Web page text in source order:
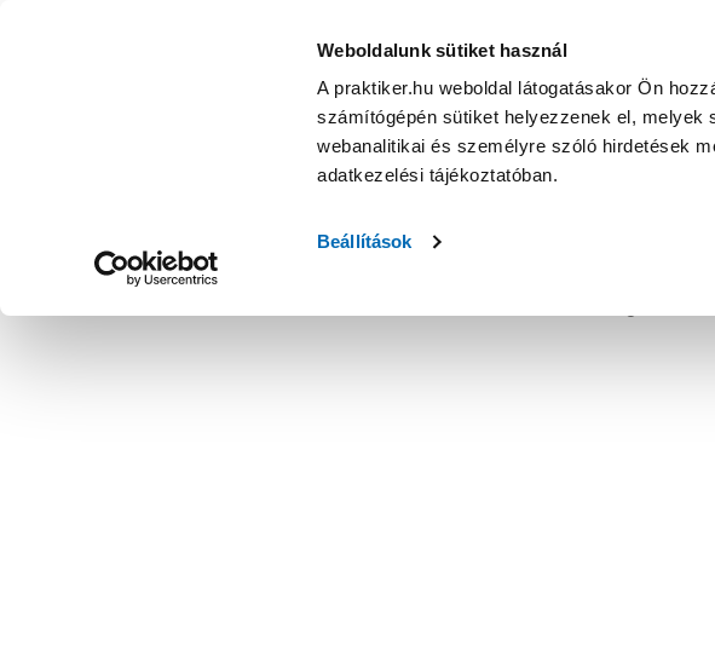
Weboldalunk sütiket használ
A praktiker.hu weboldal látogatásakor Ön
számítógépén sütiket helyezzenek el, melyek
webanalitikai és személyre szóló hirdetések
adatkezelési tájékoztatóban.
Beállítások